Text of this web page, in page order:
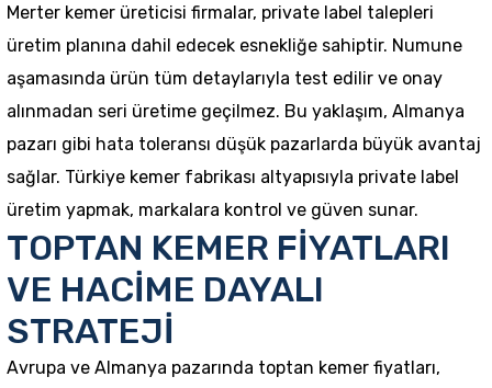
Merter kemer üreticisi firmalar, private label talepleri
üretim planına dahil edecek esnekliğe sahiptir. Numune
aşamasında ürün tüm detaylarıyla test edilir ve onay
alınmadan seri üretime geçilmez. Bu yaklaşım, Almanya
pazarı gibi hata toleransı düşük pazarlarda büyük avantaj
sağlar. Türkiye kemer fabrikası altyapısıyla private label
üretim yapmak, markalara kontrol ve güven sunar.
TOPTAN KEMER FİYATLARI
VE HACİME DAYALI
STRATEJİ
Avrupa ve Almanya pazarında toptan kemer fiyatları,